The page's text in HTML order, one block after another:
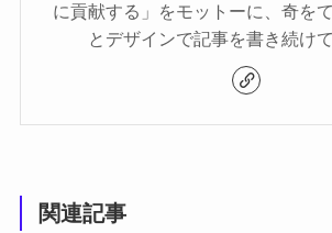
に貢献する」をモットーに、奇を
とデザインで記事を書き続けて
関連記事